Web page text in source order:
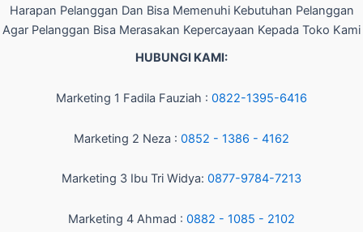
Harapan Pelanggan Dan Bisa Memenuhi Kebutuhan Pelanggan
Agar Pelanggan Bisa Merasakan Kepercayaan Kepada Toko Kami
HUBUNGI KAMI:
Marketing 1 Fadila Fauziah : 0822-1395-6416
Marketing 2 Neza : 0852 - 1386 - 4162
Marketing 3 Ibu Tri Widya: 0877-9784-7213
Marketing 4 Ahmad : 0882 - 1085 - 2102